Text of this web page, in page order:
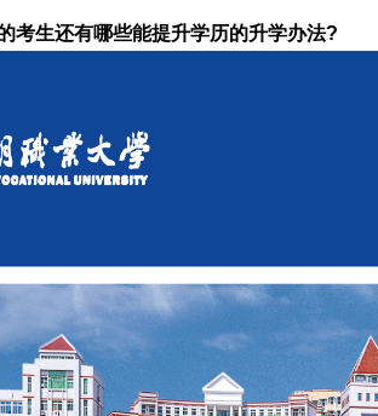
考生还有哪些能提升学历的升学办法?